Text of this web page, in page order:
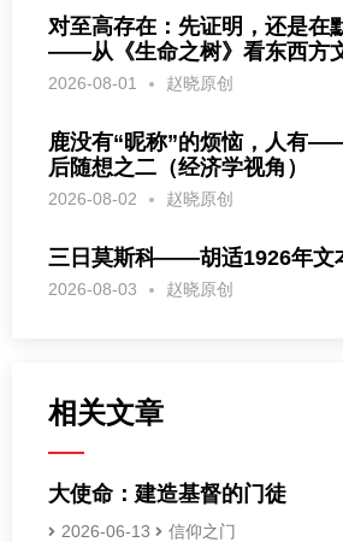
对至高存在：先证明，还是在
——从《生命之树》看东西方
2026-08-01 赵晓原创
鹿没有“昵称”的烦恼，人有
后随想之二（经济学视角）
2026-08-02 赵晓原创
三日莫斯科——胡适1926年文
2026-08-03 赵晓原创
相关文章
大使命：建造基督的门徒
2026-06-13 信仰之门